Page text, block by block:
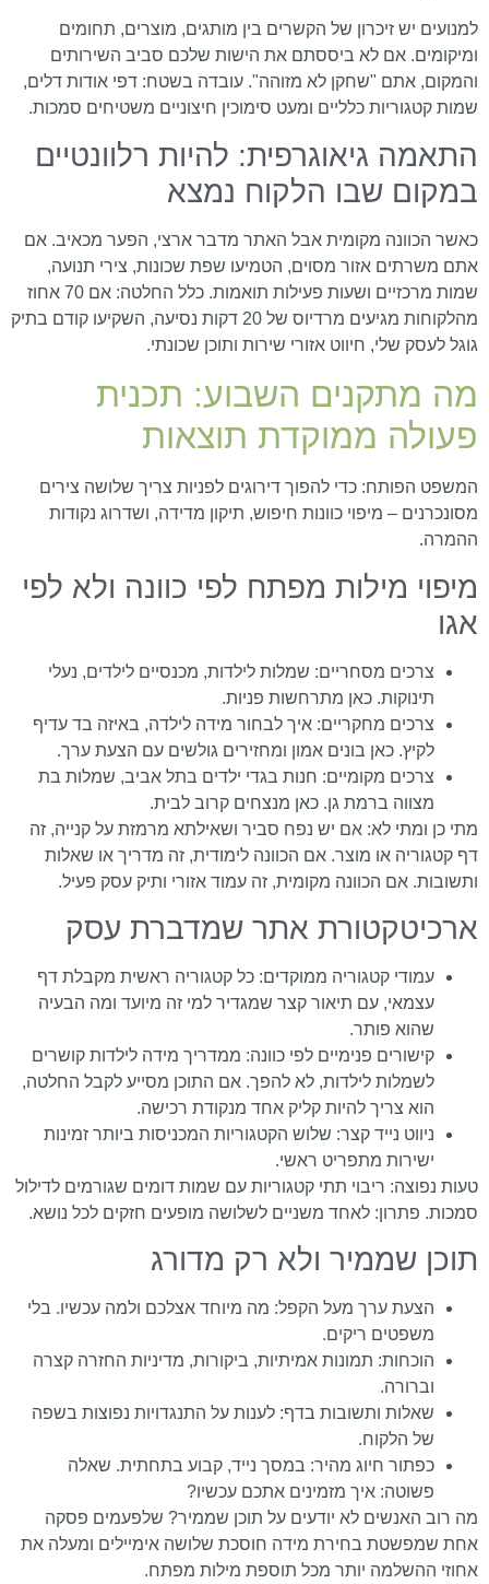
למנועים יש זיכרון של הקשרים בין מותגים, מוצרים, תחומים
ומיקומים. אם לא ביססתם את הישות שלכם סביב השירותים
והמקום, אתם "שחקן לא מזוהה". עובדה בשטח: דפי אודות דלים,
שמות קטגוריות כלליים ומעט סימוכין חיצוניים משטיחים סמכות.
התאמה גיאוגרפית: להיות רלוונטיים
במקום שבו הלקוח נמצא
כאשר הכוונה מקומית אבל האתר מדבר ארצי, הפער מכאיב. אם
אתם משרתים אזור מסוים, הטמיעו שפת שכונות, צירי תנועה,
שמות מרכזיים ושעות פעילות תואמות. כלל החלטה: אם 70 אחוז
מהלקוחות מגיעים מרדיוס של 20 דקות נסיעה, השקיעו קודם בתיק
גוגל לעסק שלי, חיווט אזורי שירות ותוכן שכונתי.
מה מתקנים השבוע: תכנית
פעולה ממוקדת תוצאות
המשפט הפותח: כדי להפוך דירוגים לפניות צריך שלושה צירים
מסונכרנים – מיפוי כוונות חיפוש, תיקון מדידה, ושדרוג נקודות
ההמרה.
מיפוי מילות מפתח לפי כוונה ולא לפי
אגו
צרכים מסחריים: שמלות לילדות, מכנסיים לילדים, נעלי
תינוקות. כאן מתרחשות פניות.
צרכים מחקריים: איך לבחור מידה לילדה, באיזה בד עדיף
לקיץ. כאן בונים אמון ומחזירים גולשים עם הצעת ערך.
צרכים מקומיים: חנות בגדי ילדים בתל אביב, שמלות בת
מצווה ברמת גן. כאן מנצחים קרוב לבית.
מתי כן ומתי לא: אם יש נפח סביר ושאילתא מרמזת על קנייה, זה
דף קטגוריה או מוצר. אם הכוונה לימודית, זה מדריך או שאלות
ותשובות. אם הכוונה מקומית, זה עמוד אזורי ותיק עסק פעיל.
ארכיטקטורת אתר שמדברת עסק
עמודי קטגוריה ממוקדים: כל קטגוריה ראשית מקבלת דף
עצמאי, עם תיאור קצר שמגדיר למי זה מיועד ומה הבעיה
שהוא פותר.
קישורים פנימיים לפי כוונה: ממדריך מידה לילדות קושרים
לשמלות לילדות, לא להפך. אם התוכן מסייע לקבל החלטה,
הוא צריך להיות קליק אחד מנקודת רכישה.
ניווט נייד קצר: שלוש הקטגוריות המכניסות ביותר זמינות
ישירות מתפריט ראשי.
טעות נפוצה: ריבוי תתי קטגוריות עם שמות דומים שגורמים לדילול
סמכות. פתרון: לאחד משניים לשלושה מופעים חזקים לכל נושא.
תוכן שממיר ולא רק מדורג
הצעת ערך מעל הקפל: מה מיוחד אצלכם ולמה עכשיו. בלי
משפטים ריקים.
הוכחות: תמונות אמיתיות, ביקורות, מדיניות החזרה קצרה
וברורה.
שאלות ותשובות בדף: לענות על התנגדויות נפוצות בשפה
של הלקוח.
כפתור חיוג מהיר: במסך נייד, קבוע בתחתית. שאלה
פשוטה: איך מזמינים אתכם עכשיו?
מה רוב האנשים לא יודעים על תוכן שממיר? שלפעמים פסקה
אחת שמפשטת בחירת מידה חוסכת שלושה אימיילים ומעלה את
אחוזי ההשלמה יותר מכל תוספת מילות מפתח.